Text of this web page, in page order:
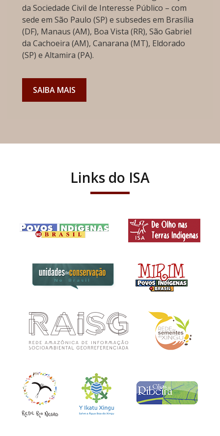
da Sociedade Civil de Interesse Público – com
sede em São Paulo (SP) e subsedes em Brasília
(DF), Manaus (AM), Boa Vista (RR), São Gabriel
da Cachoeira (AM), Canarana (MT), Eldorado
(SP) e Altamira (PA).
SAIBA MAIS
Links do ISA